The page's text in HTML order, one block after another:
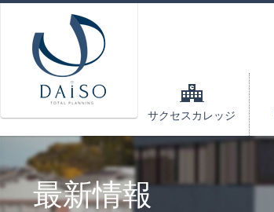
サクセスカレッジ
最新情報